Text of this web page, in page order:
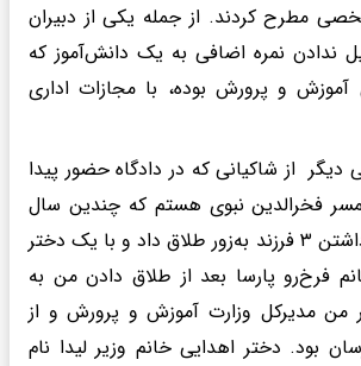
مطرح کردند. از جمله یکی از دبیران
ندادن نمره اضافی به یک دانش‌آموز که
آموزش و پرورش بوده، با مجازات اداری
از شاکیانی که در دادگاه حضور پیدا
فخرالدین نبوی هستم که چندین سال
قبل شوهرم مرا با داشتن ۳ فرزند به‌زور طلاق داد و با یک دختر
فرخ‌رو پارسا بعد از طلاق دادن من به
من مدیرکل وزارت آموزش و پرورش و از
بود. دختر اهدایی خانم وزیر لیدا نام